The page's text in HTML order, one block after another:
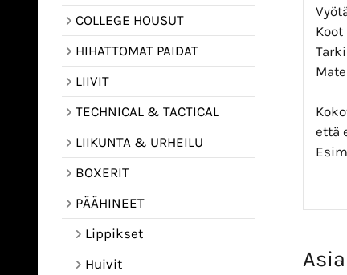
COLLEGE HOUSUT
HIHATTOMAT PAIDAT
LIIVIT
TECHNICAL & TACTICAL
LIIKUNTA & URHEILU
BOXERIT
PÄÄHINEET
Lippikset
Huivit
että